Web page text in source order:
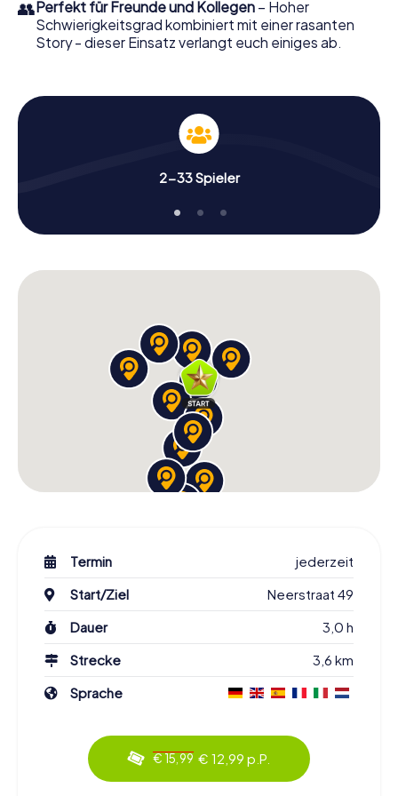
👥Perfekt für Freunde und Kollegen – Hoher
Schwierigkeitsgrad kombiniert mit einer rasanten
Story - dieser Einsatz verlangt euch einiges ab.
2-33 Spieler
Termin
jederzeit
Start/Ziel
Neerstraat 49
Dauer
3,0 h
Strecke
3,6 km
Sprache
€ 15,99 € 12,99 p.P.